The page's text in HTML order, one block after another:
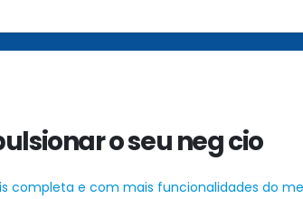
o seu neg cio
completa e com mais funcionalidades do